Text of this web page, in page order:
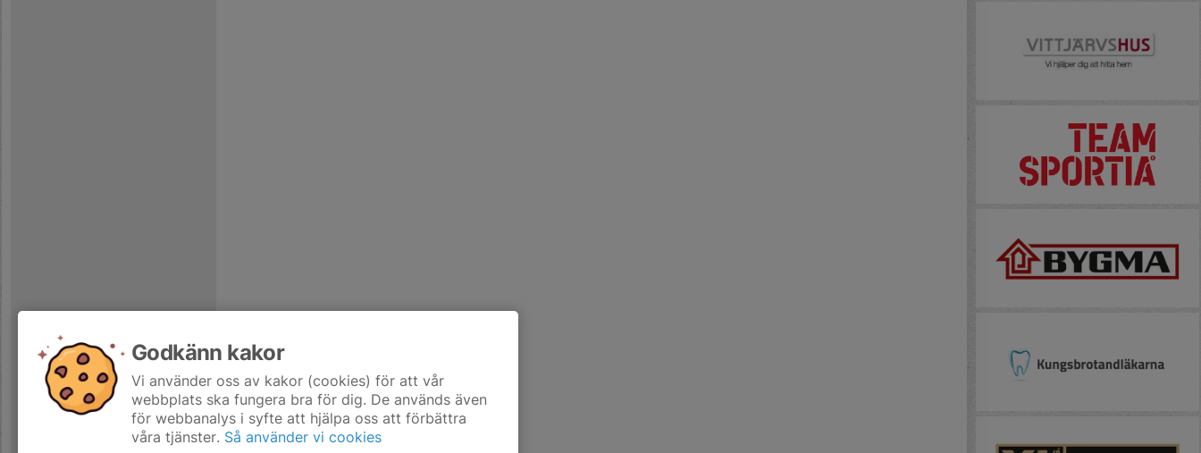
Godkänn kakor
Vi använder oss av kakor (cookies) för att vår
webbplats ska fungera bra för dig. De används även
för webbanalys i syfte att hjälpa oss att förbättra
våra tjänster. Så använder vi cookies